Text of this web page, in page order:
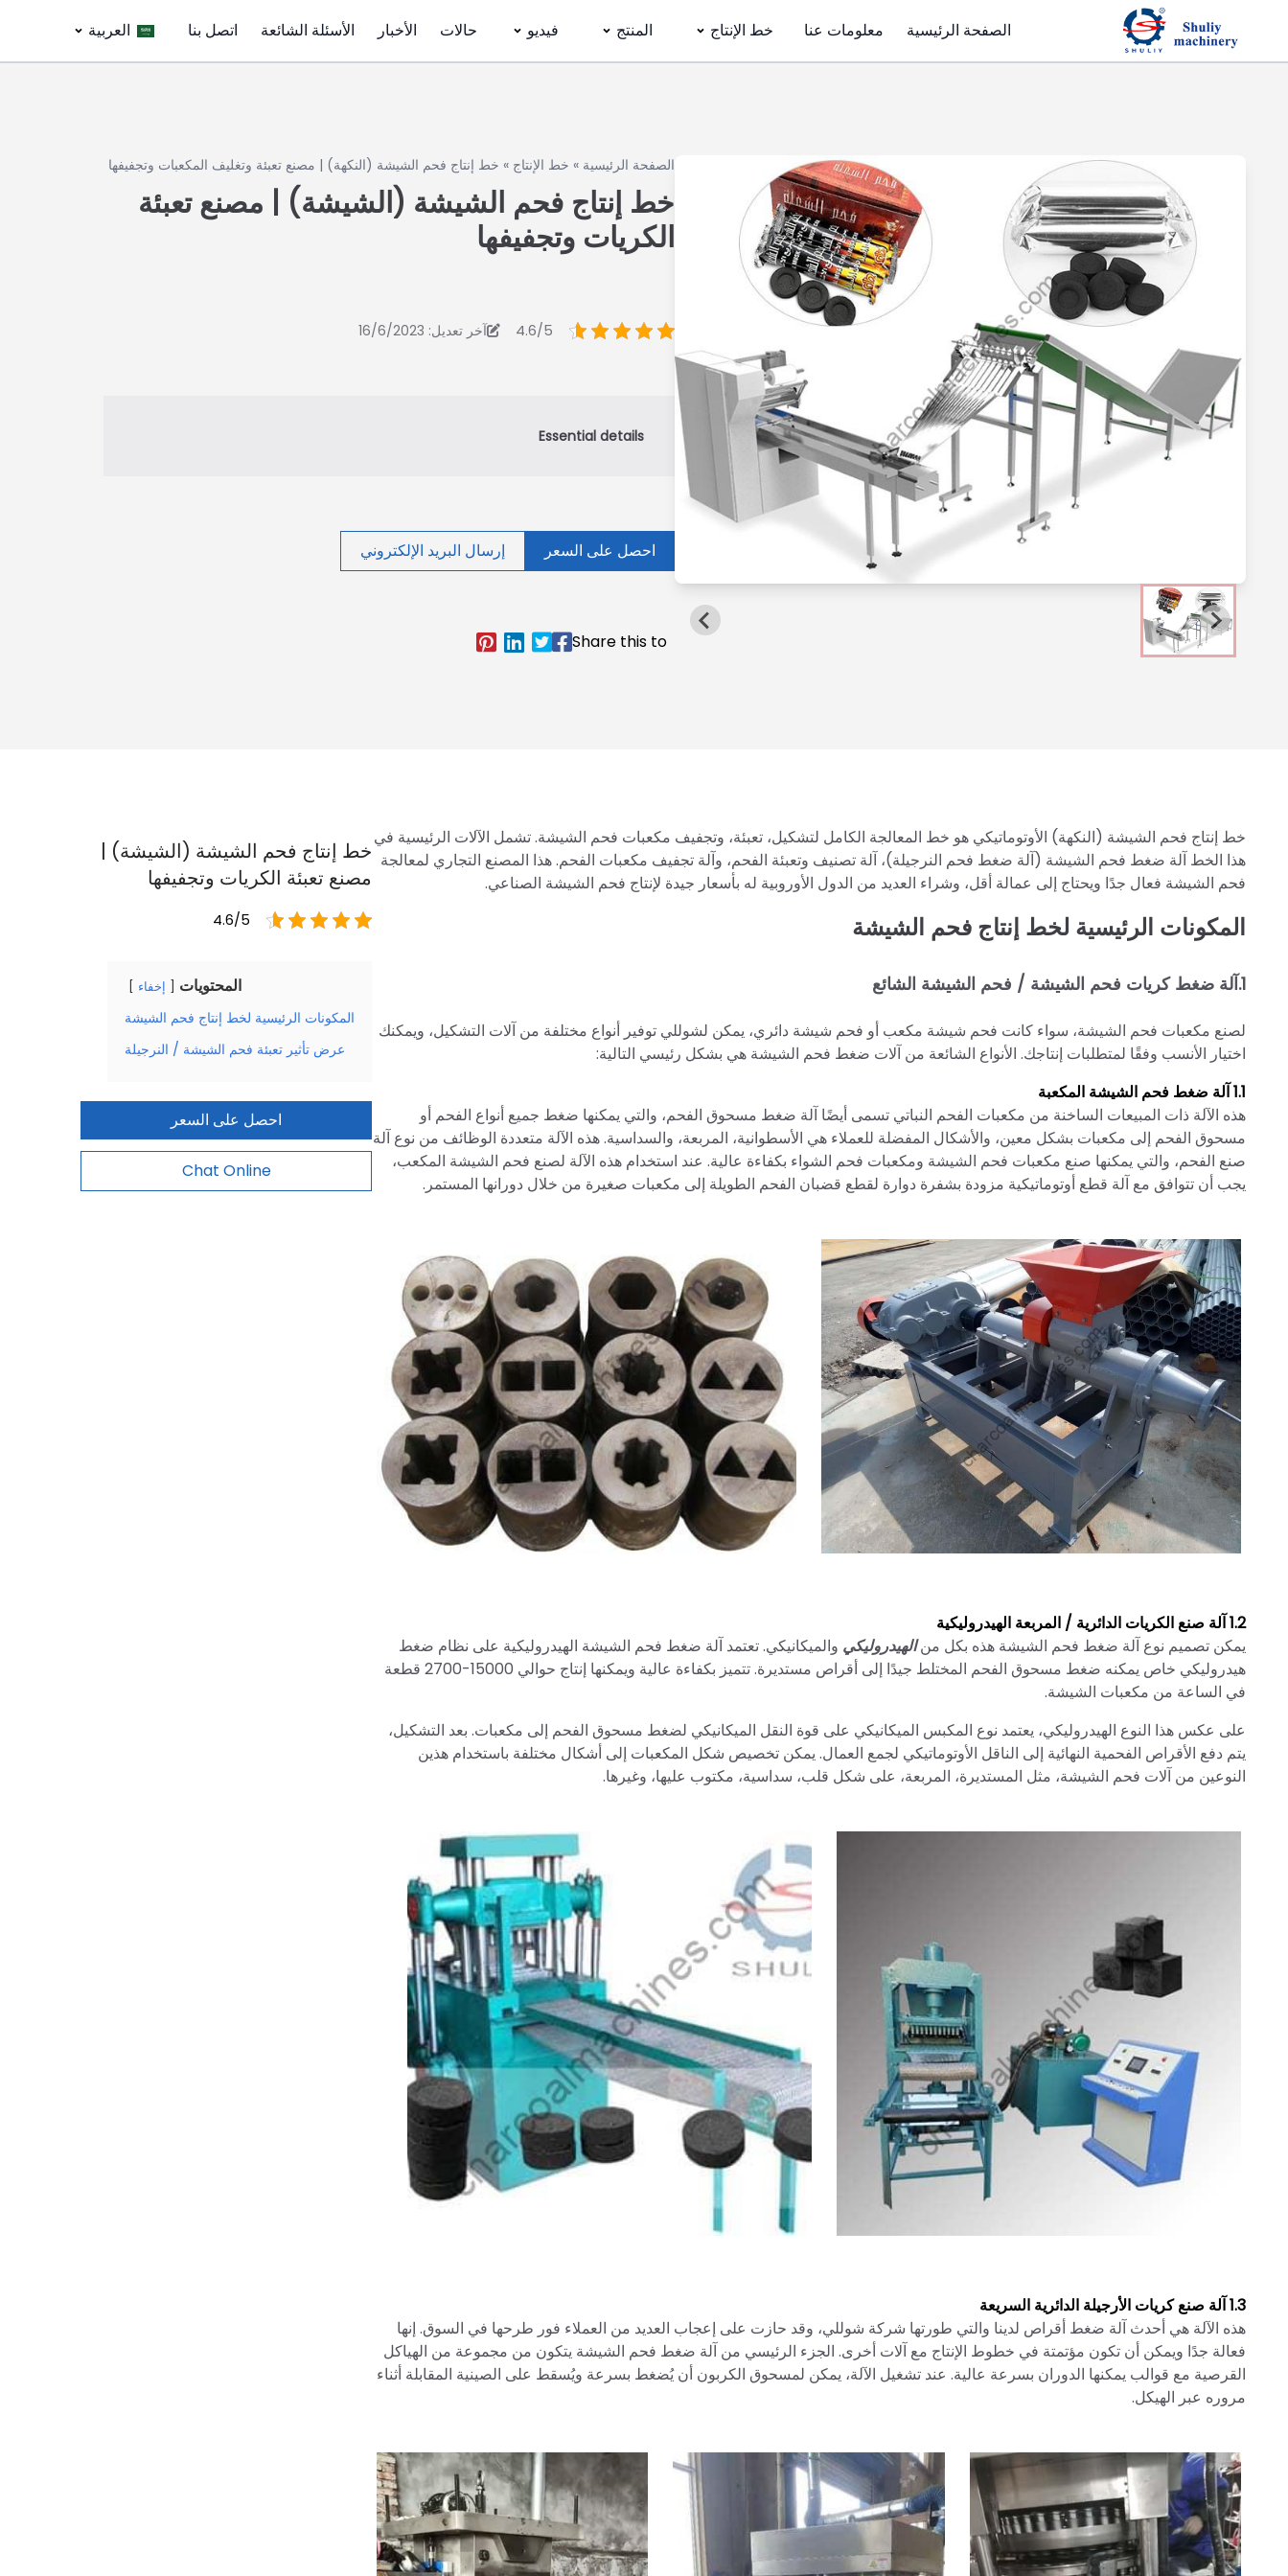
الصفحة الرئيسية معلومات عنا خط الإنتاج المنتج فيديو حالات الأخبار الأسئلة الشائعة اتصل بنا العربية
الصفحة الرئيسية » خط الإنتاج » خط إنتاج فحم الشيشة (النكهة) | مصنع تعبئة وتغليف المكعبات وتجفيفها
خط إنتاج فحم الشيشة (الشيشة) | مصنع تعبئة
الكريات وتجفيفها
4.6/5 آخر تعديل: 16/6/2023
احصل على السعر إرسال البريد الإلكتروني
خط إنتاج فحم الشيشة (النكهة) الأوتوماتيكي هو خط المعالجة الكامل لتشكيل، تعبئة، وتجفيف مكعبات فحم الشيشة. تشمل الآلات الرئيسية في
هذا الخط آلة ضغط فحم الشيشة (آلة ضغط فحم النرجيلة)، آلة تصنيف وتعبئة الفحم، وآلة تجفيف مكعبات الفحم. هذا المصنع التجاري لمعالجة
فحم الشيشة فعال جدًا ويحتاج إلى عمالة أقل، وشراء العديد من الدول الأوروبية له بأسعار جيدة لإنتاج فحم الشيشة الصناعي.
المكونات الرئيسية لخط إنتاج فحم الشيشة
1.آلة ضغط كريات فحم الشيشة / فحم الشيشة الشائع
لصنع مكعبات فحم الشيشة، سواء كانت فحم شيشة مكعب أو فحم شيشة دائري، يمكن لشوللي توفير أنواع مختلفة من آلات التشكيل، ويمكنك
اختيار الأنسب وفقًا لمتطلبات إنتاجك. الأنواع الشائعة من آلات ضغط فحم الشيشة هي بشكل رئيسي التالية:
1.1 آلة ضغط فحم الشيشة المكعبة
هذه الآلة ذات المبيعات الساخنة من مكعبات الفحم النباتي تسمى أيضًا آلة ضغط مسحوق الفحم، والتي يمكنها ضغط جميع أنواع الفحم أو
مسحوق الفحم إلى مكعبات بشكل معين، والأشكال المفضلة للعملاء هي الأسطوانية، المربعة، والسداسية. هذه الآلة متعددة الوظائف من نوع آلة
صنع الفحم، والتي يمكنها صنع مكعبات فحم الشيشة ومكعبات فحم الشواء بكفاءة عالية. عند استخدام هذه الآلة لصنع فحم الشيشة المكعب،
يجب أن تتوافق مع آلة قطع أوتوماتيكية مزودة بشفرة دوارة لقطع قضبان الفحم الطويلة إلى مكعبات صغيرة من خلال دورانها المستمر.
1.2 آلة صنع الكريات الدائرية / المربعة الهيدروليكية
يمكن تصميم نوع آلة ضغط فحم الشيشة هذه بكل منالهيدروليكي والميكانيكي. تعتمد آلة ضغط فحم الشيشة الهيدروليكية على نظام ضغط
هيدروليكي خاص يمكنه ضغط مسحوق الفحم المختلط جيدًا إلى أقراص مستديرة. تتميز بكفاءة عالية ويمكنها إنتاج حوالي 15000-2700 قطعة
في الساعة من مكعبات الشيشة.
على عكس هذا النوع الهيدروليكي، يعتمد نوع المكبس الميكانيكي على قوة النقل الميكانيكي لضغط مسحوق الفحم إلى مكعبات. بعد التشكيل،
يتم دفع الأقراص الفحمية النهائية إلى الناقل الأوتوماتيكي لجمع العمال. يمكن تخصيص شكل المكعبات إلى أشكال مختلفة باستخدام هذين
النوعين من آلات فحم الشيشة، مثل المستديرة، المربعة، على شكل قلب، سداسية، مكتوب عليها، وغيرها.
1.3 آلة صنع كريات الأرجيلة الدائرية السريعة
هذه الآلة هي أحدث آلة ضغط أقراص لدينا والتي طورتها شركة شوللي، وقد حازت على إعجاب العديد من العملاء فور طرحها في السوق. إنها
فعالة جدًا ويمكن أن تكون مؤتمتة في خطوط الإنتاج مع آلات أخرى. الجزء الرئيسي من آلة ضغط فحم الشيشة يتكون من مجموعة من الهياكل
القرصية مع قوالب يمكنها الدوران بسرعة عالية. عند تشغيل الآلة، يمكن لمسحوق الكربون أن يُضغط بسرعة ويُسقط على الصينية المقابلة أثناء
مروره عبر الهيكل.
خط إنتاج فحم الشيشة (الشيشة) |
مصنع تعبئة الكريات وتجفيفها
4.6/5
المحتويات إخفاء
المكونات الرئيسية لخط إنتاج فحم الشيشة
عرض تأثير تعبئة فحم الشيشة / النرجيلة
احصل على السعر
Chat Online